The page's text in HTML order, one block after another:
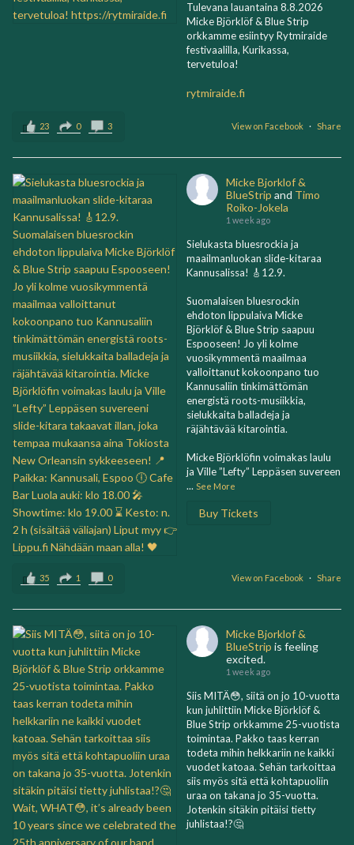
Tulevana lauantaina 8.8.2026
Micke Björklöf & Blue Strip
orkkamme esiintyy Rytmiraide
festivaalilla, Kurikassa,
tervetuloa!
rytmiraide.fi
View on Facebook · Share
23 0 3
Micke Bjorklof &
BlueStrip and Timo
Roiko-Jokela
1 week ago
Sielukasta bluesrockia ja
maailmanluokan slide-kitaraa
Kannusalissa! 🎸12.9.
Suomalaisen bluesrockin
ehdoton lippulaiva Micke
Björklöf & Blue Strip saapuu
Espooseen! Jo yli kolme
vuosikymmentä maailmaa
valloittanut kokoonpano tuo
Kannusaliin tinkimättömän
energistä roots-musiikkia,
sielukkaita balladeja ja
räjähtävää kitarointia.
Micke Björklöfin voimakas laulu
ja Ville ”Lefty” Leppäsen suvereen
...See More
Buy Tickets
View on Facebook · Share
35 1 0
Micke Bjorklof &
BlueStrip is feeling
excited.
1 week ago
Siis MITÄ😳, siitä on jo 10-vuotta
kun juhlittiin Micke Björklöf &
Blue Strip orkkamme 25-vuotista
toimintaa. Pakko taas kerran
todeta mihin helkkariin ne kaikki
vuodet katoaa. Sehän tarkoittaa
siis myös sitä että kohtapuoliin
uraa on takana jo 35-vuotta.
Jotenkin sitäkin pitäisi tietty
juhlistaa!?🤔